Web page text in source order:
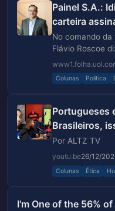
Painel S.A.:
carteira
No comando
Flávio Roscoe
estimula
Colunas Politica
Portugueses
Brasileiros,
Por ALTZ TV
youtu.be26/12/
Colunas Ética
I'm One of the 56%